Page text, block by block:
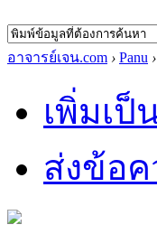
อาจารย์เจน.com › Panu ›
เพิ่มเป็
ส่งข้อค